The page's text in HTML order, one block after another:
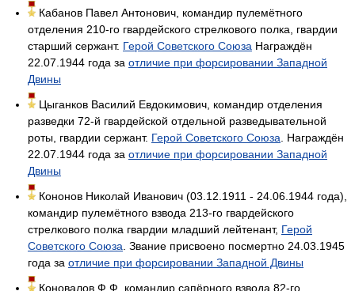
Кабанов Павел Антонович, командир пулемётного
отделения 210-го гвардейского стрелкового полка, гвардии
старший сержант. Герой Советского Союза Награждён
22.07.1944 года за отличие при форсировании Западной
Двины
Цыганков Василий Евдокимович, командир отделения
разведки 72-й гвардейской отдельной разведывательной
роты, гвардии сержант. Герой Советского Союза . Награждён
22.07.1944 года за отличие при форсировании Западной
Двины
Кононов Николай Иванович (03.12.1911 - 24.06.1944 года),
командир пулемётного взвода 213-го гвардейского
стрелкового полка гвардии младший лейтенант, Герой
Советского Союза . Звание присвоено посмертно 24.03.1945
года за отличие при форсировании Западной Двины
Коновалов Ф.Ф. командир сапёрного взвода 82-го